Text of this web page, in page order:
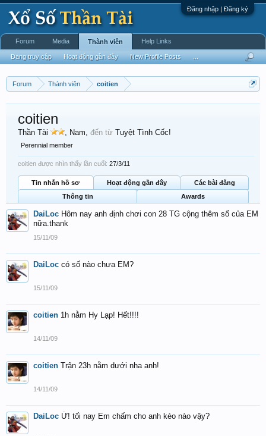
Đăng nhập | Đăng ký
Forum Thành viên coitien
coitien
Thần Tài , Nam, đến từ Tuyệt Tình Cốc!
Perennial member
coitien được nhìn thấy lần cuối: 27/3/11
Tin nhắn hồ sơ Hoạt động gần đây
Các bài đăng
Thông tin
Awards
DaiLoc Hôm nay anh định chơi con 28 TG cộng thêm số của EM
nữa.thank
15/11/09
DaiLoc có số nào chưa EM?
15/11/09
coitien 1h nằm Hy Lạp! Hết!!!!
14/11/09
coitien Trận 23h nằm dưới nha anh!
14/11/09
DaiLoc Ừ! tối nay Em chấm cho anh kèo nào vậy?
Forum Media Thành viên
Đang truy cập Hoạt động gần đây New Profile Posts
Help Links